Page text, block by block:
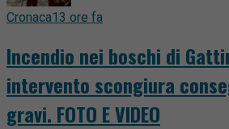
Cronaca13 ore fa
Incendio nei boschi di
intervento scongiura
gravi. FOTO E VIDEO